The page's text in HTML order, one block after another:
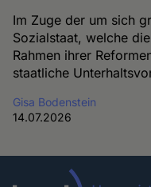
Im Zuge der um sich
Sozialstaat, welche
Rahmen ihrer
staatliche
Gisa Bodenstein
14.07.2026